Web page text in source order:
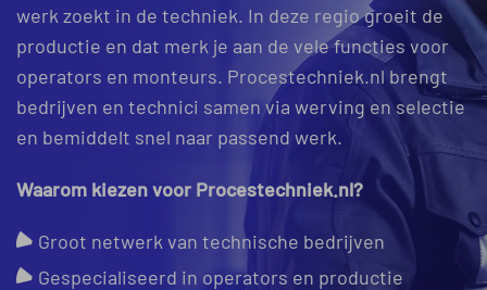
werk zoekt in de techniek. In deze regio groeit de
productie en dat merk je aan de vele functies voor
operators en monteurs. Procestechniek.nl brengt
bedrijven en technici samen via werving en selectie
en bemiddelt snel naar passend werk.
Waarom kiezen voor Procestechniek.nl?
Groot netwerk van technische bedrijven
Gespecialiseerd in operators en productie